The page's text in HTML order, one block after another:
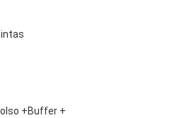
+Buffer +